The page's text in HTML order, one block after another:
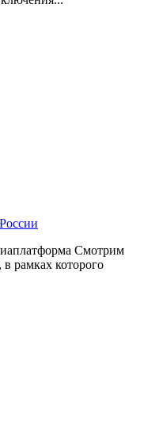
Смотрим
рамках которого